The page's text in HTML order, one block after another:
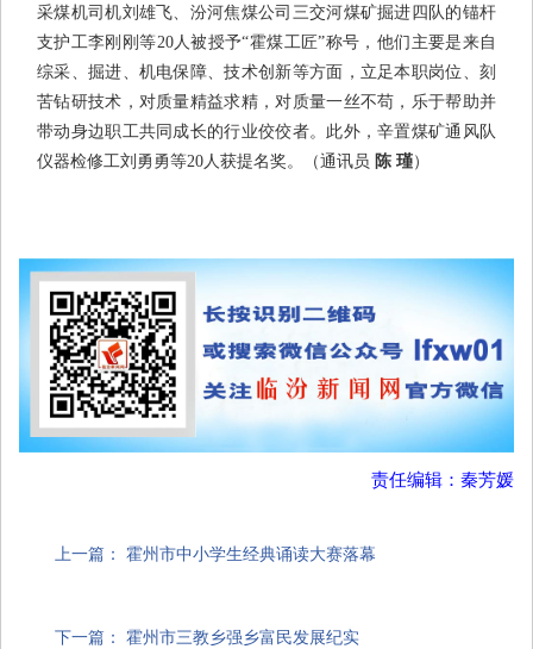
采煤机司机刘雄飞、汾河焦煤公司三交河煤矿掘进四队的锚杆
支护工李刚刚等20人被授予“霍煤工匠”称号，他们主要是来自
综采、掘进、机电保障、技术创新等方面，立足本职岗位、刻
苦钻研技术，对质量精益求精，对质量一丝不苟，乐于帮助并
带动身边职工共同成长的行业佼佼者。此外，辛置煤矿通风队
仪器检修工刘勇勇等20人获提名奖。
（通讯员 陈 瑾）
责任编辑：秦芳媛
上一篇： 霍州市中小学生经典诵读大赛落幕
下一篇： 霍州市三教乡强乡富民发展纪实